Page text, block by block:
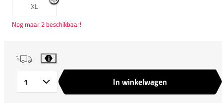
XL
Nog maar 2 beschikbaar!
i
In winkelwagen